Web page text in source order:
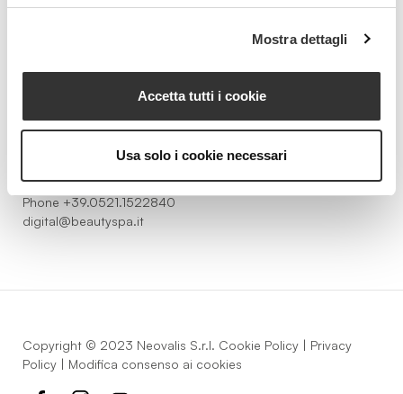
Mostra dettagli
Accetta tutti i cookie
Usa solo i cookie necessari
Strada della Pace, 29, Mezzani
P.IVA 03101820342
Phone +39.0521.1522840
digital@beautyspa.it
Copyright © 2023 Neovalis S.r.l. Cookie Policy | Privacy
Policy | Modifica consenso ai cookies